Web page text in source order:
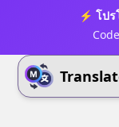
⚡ โป